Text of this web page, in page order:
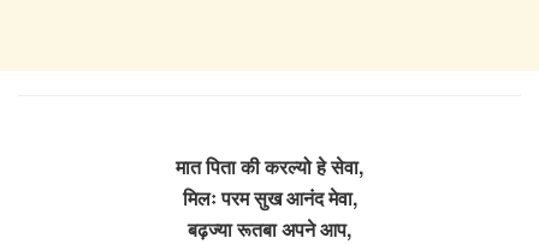
मात पिता की करल्यो हे सेवा,
मिलः परम सुख आनंद मेवा,
बढ़ज्या रूतबा अपने आप,